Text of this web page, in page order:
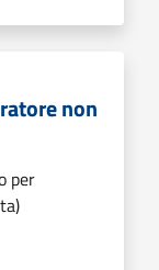
non
per